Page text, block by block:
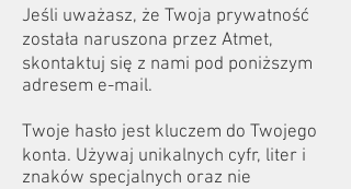
Jeśli uważasz, że Twoja prywatność
została naruszona przez Atmet,
skontaktuj się z nami pod poniższym
adresem e-mail.
Twoje hasło jest kluczem do Twojego
konta. Używaj unikalnych cyfr, liter i
znaków specjalnych oraz nie